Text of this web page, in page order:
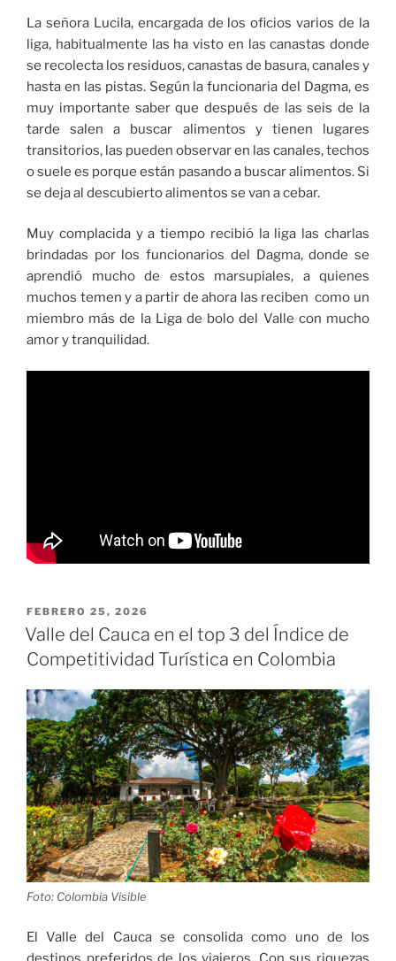
La señora Lucila, encargada de los oficios varios de la
liga, habitualmente las ha visto en las canastas donde
se recolecta los residuos, canastas de basura, canales y
hasta en las pistas. Según la funcionaria del Dagma, es
muy importante saber que después de las seis de la
tarde salen a buscar alimentos y tienen lugares
transitorios, las pueden observar en las canales, techos
o suele es porque están pasando a buscar alimentos. Si
se deja al descubierto alimentos se van a cebar.
Muy complacida y a tiempo recibió la liga las charlas
brindadas por los funcionarios del Dagma, donde se
aprendió mucho de estos marsupiales, a quienes
muchos temen y a partir de ahora las reciben como un
miembro más de la Liga de bolo del Valle con mucho
amor y tranquilidad.
PUBLICADO
EL
FEBRERO 25, 2026
Valle del Cauca en el top 3 del Índice de
Competitividad Turística en Colombia
Foto: Colombia Visible
El Valle del Cauca se consolida como uno de los